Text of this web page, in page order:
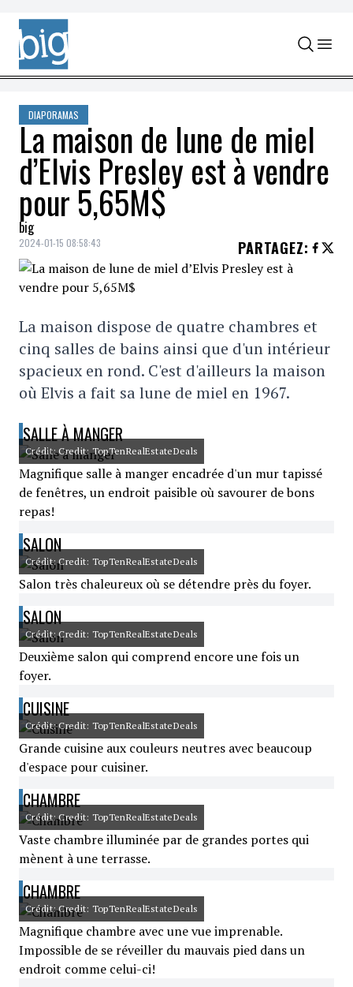
Skip to content
DIAPORAMAS
La maison de lune de miel
d’Elvis Presley est à vendre
pour 5,65M$
big
2024-01-15 08:58:43 PARTAGEZ:
La maison dispose de quatre chambres et
cinq salles de bains ainsi que d'un intérieur
spacieux en rond. C'est d'ailleurs la maison
où Elvis a fait sa lune de miel en 1967.
SALLE À MANGER
Crédit: Credit: TopTenRealEstateDeals
Magnifique salle à manger encadrée d'un mur tapissé
de fenêtres, un endroit paisible où savourer de bons
repas!
SALON
Crédit: Credit: TopTenRealEstateDeals
Salon très chaleureux où se détendre près du foyer.
SALON
Crédit: Credit: TopTenRealEstateDeals
Deuxième salon qui comprend encore une fois un
foyer.
CUISINE
Crédit: Credit: TopTenRealEstateDeals
Grande cuisine aux couleurs neutres avec beaucoup
d'espace pour cuisiner.
CHAMBRE
Crédit: Credit: TopTenRealEstateDeals
Vaste chambre illuminée par de grandes portes qui
mènent à une terrasse.
CHAMBRE
Crédit: Credit: TopTenRealEstateDeals
Magnifique chambre avec une vue imprenable.
Impossible de se réveiller du mauvais pied dans un
endroit comme celui-ci!